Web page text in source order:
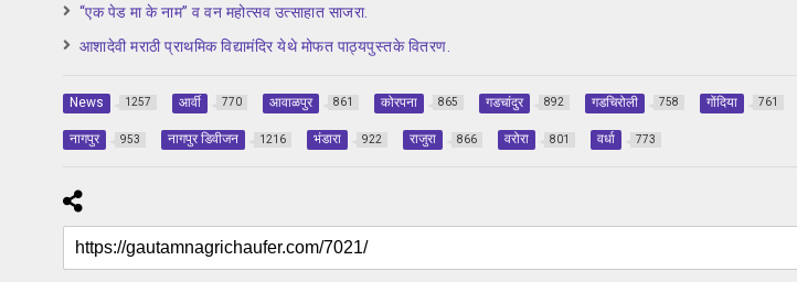
“एक पेड मा के नाम” व वन महोत्सव उत्साहात साजरा.
आशादेवी मराठी प्राथमिक विद्यामंदिर येथे मोफत पाठ्यपुस्तके वितरण.
News 1257 आर्वी 770 आवाळपुर 861 कोरपना 865 गडचांदुर 892 गडचिरोली 758 गोंदिया 761
नागपुर 953 नागपुर डिवीजन 1216 भंडारा 922 राजुरा 866 वरोरा 801 वर्धा 773